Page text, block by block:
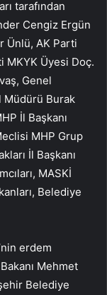
tarafından
Cengiz Ergün
Ünlü, AK Parti
MKYK Üyesi Doç.
Genel
Müdürü Burak
İl Başkanı
MHP Grup
İl Başkanı
MASKİ
Belediye
erdem
Mehmet
Belediye